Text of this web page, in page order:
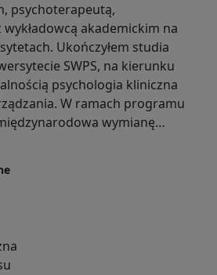
psychoterapeutą,
akademickim na
Ukończyłem studia
SWPS, na kierunku
psychologia kliniczna
W ramach programu
wymianę
KU Leuven w Belgii.
certyfikacji
w podejściu
Krakowskim Centrum
również szereg
i pomocy
Szkołę